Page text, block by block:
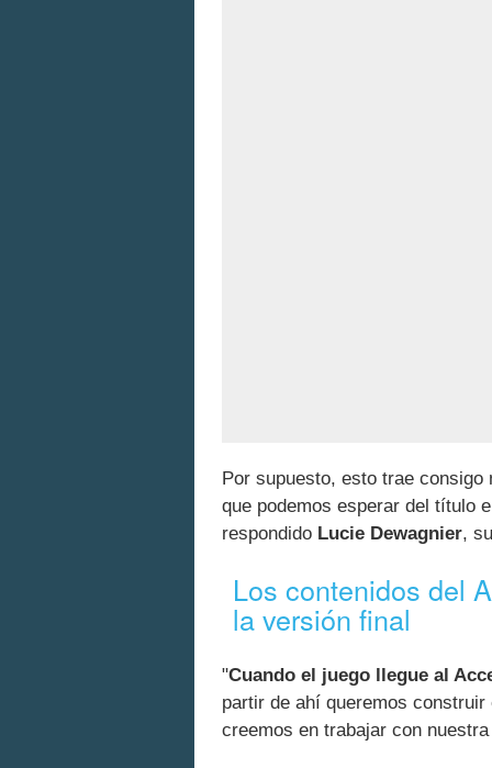
Por supuesto, esto trae
que podemos esperar del título
respondido Lucie Dewagnier,
Los contenidos del
la versión final
"Cuando el juego llegue al
partir de ahí queremos
creemos en trabajar con